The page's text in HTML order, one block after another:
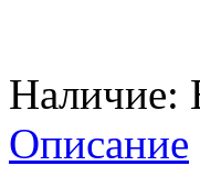
Наличие:
Описание